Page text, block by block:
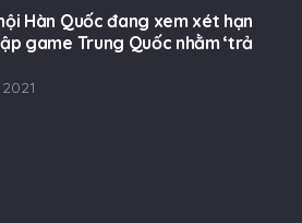
Hàn Quốc đang xem xét hạn
game Trung Quốc nhằm ‘trả